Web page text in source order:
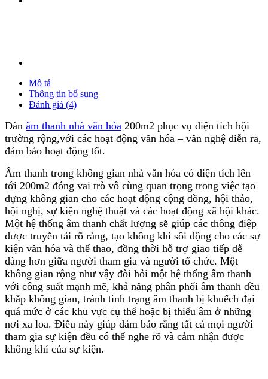
Mô tả
Thông tin bổ sung
Đánh giá (4)
Dàn âm thanh nhà văn hóa 200m2 phục vụ diện tích hội
trường rộng,với các hoạt động văn hóa – văn nghệ diễn ra,
đảm bảo hoạt động tốt.
Âm thanh trong không gian nhà văn hóa có diện tích lên
tới 200m2 đóng vai trò vô cùng quan trọng trong việc tạo
dựng không gian cho các hoạt động cộng đồng, hội thảo,
hội nghị, sự kiện nghệ thuật và các hoạt động xã hội khác.
Một hệ thống âm thanh chất lượng sẽ giúp các thông điệp
được truyền tải rõ ràng, tạo không khí sôi động cho các sự
kiện văn hóa và thể thao, đồng thời hỗ trợ giao tiếp dễ
dàng hơn giữa người tham gia và người tổ chức. Một
không gian rộng như vậy đòi hỏi một hệ thống âm thanh
với công suất mạnh mẽ, khả năng phân phối âm thanh đều
khắp không gian, tránh tình trạng âm thanh bị khuếch đại
quá mức ở các khu vực cụ thể hoặc bị thiếu âm ở những
nơi xa loa. Điều này giúp đảm bảo rằng tất cả mọi người
tham gia sự kiện đều có thể nghe rõ và cảm nhận được
không khí của sự kiện.